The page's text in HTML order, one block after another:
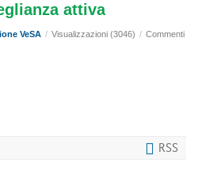
attiva
VeSA / Visualizzazioni (3046) / Commenti
RSS